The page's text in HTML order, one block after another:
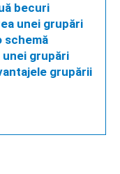
becuri
unei grupări
schemă
unei grupări
grupării